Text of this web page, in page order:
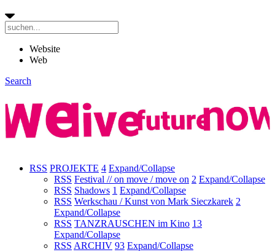
Website
Web
Search
RSS PROJEKTE 4 Expand/Collapse
RSS Festival // on move / move on 2 Expand/Collapse
RSS Shadows 1 Expand/Collapse
RSS Werkschau / Kunst von Mark Sieczkarek 2
Expand/Collapse
RSS TANZRAUSCHEN im Kino 13
Expand/Collapse
RSS ARCHIV 93 Expand/Collapse